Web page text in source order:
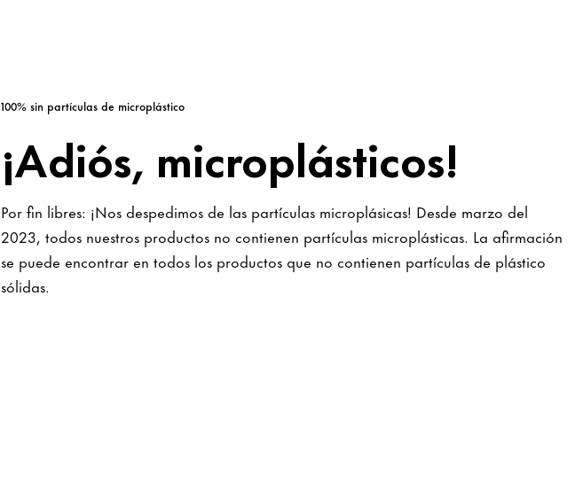
100% sin partículas de microplástico
¡Adiós, microplásticos!
Por fin libres: ¡Nos despedimos de las partículas microplásicas! Desde marzo del
2023, todos nuestros productos no contienen partículas microplásticas. La afirmación
se puede encontrar en todos los productos que no contienen partículas de plástico
sólidas.